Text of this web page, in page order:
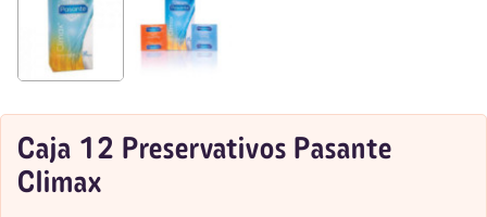
Caja 12 Preservativos Pasante
Climax